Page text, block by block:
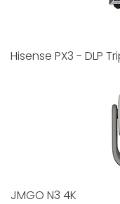
Hisense PX3 - DLP
JMGO N3 4K